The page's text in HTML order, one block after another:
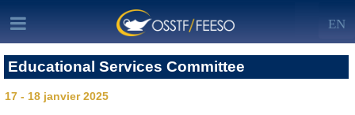
EN
Educational Services Committee
17 - 18 janvier 2025